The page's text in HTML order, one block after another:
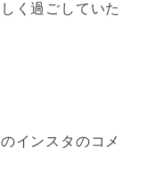
く過ごしていた
インスタのコメ